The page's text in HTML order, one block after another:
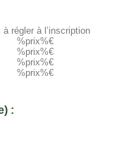
à régler à l’inscription​
%prix%€
%prix%€
%prix%€
%prix%€
: